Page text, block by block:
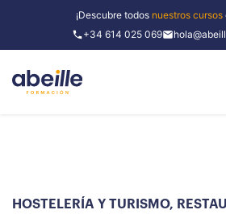
¡Descubre todos nuestros cursos
+34 614 025 069
HOSTELERÍA Y TURISMO,